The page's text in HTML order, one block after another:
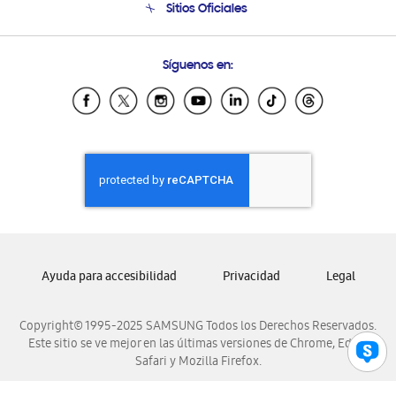
Soporte vía eMail
Sitios Oficiales
Samsung Ecuador
Samsung El Salvador
Samsung Honduras
Samsung Nicaragua
Samsung Panamá
Samsung Venezuela
Síguenos en:
Copyright© 1995-2025 SAMSUNG Todos los Derechos Reservados.
Este sitio se ve mejor en las últimas versiones de Chrome, Edge,
Safari y Mozilla Firefox.
Ayuda para accesibilidad Privacidad Legal